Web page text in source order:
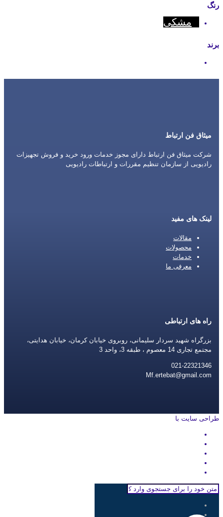
رنگ
مشکی
برند
میثاق فن ارتباط
شرکت میثاق فن ارتباط دارای مجوز خدمات ورود خرید و فروش تجهیزات
رادیویی از سازمان تنظیم مقررات و ارتباطات رادیویی
لینک های مفید
مقالات
محصولات
خدمات
معرفی ما
راه های ارتباطی
بزرگراه شهید سردار سلیمانی، روبروی خیابان کرمان، خیابان هدایتی،
مجتمع تجاری 14 معصوم ، طبقه 3، واحد 3
021-22321346
Mf.ertebat@gmail.com
طراحی سایت با